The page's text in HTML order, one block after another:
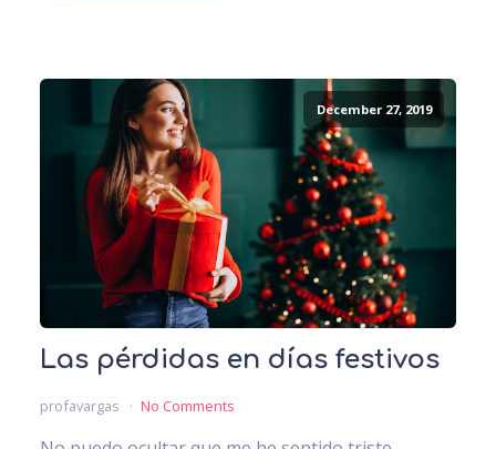
December 27, 2019
Las pérdidas en días festivos
profavargas No Comments